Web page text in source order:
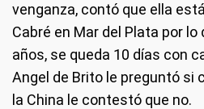
venganza, contó que ella
Cabré en Mar del Plata por lo
años, se queda 10 días con
Angel de Brito le preguntó si
la China le contestó que no.